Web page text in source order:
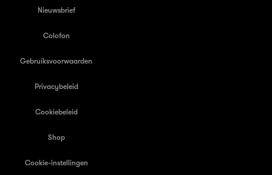
Nieuwsbrief
Colofon
Gebruiksvoorwaarden
Privacybeleid
Cookiebeleid
Shop
Cookie-instellingen